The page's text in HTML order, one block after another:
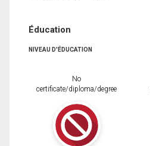
Éducation
NIVEAU D'ÉDUCATION
No
certificate/diploma/degree